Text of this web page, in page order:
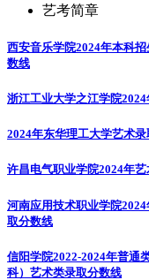
艺考简章
西安音乐学院2024年本科
数线
浙江工业大学之江学院
2024年东华理工大学艺术
许昌电气职业学院2024年
河南应用技术职业学院
取分数线
信阳学院2022-2024年普通
科） 艺术类录取分数线